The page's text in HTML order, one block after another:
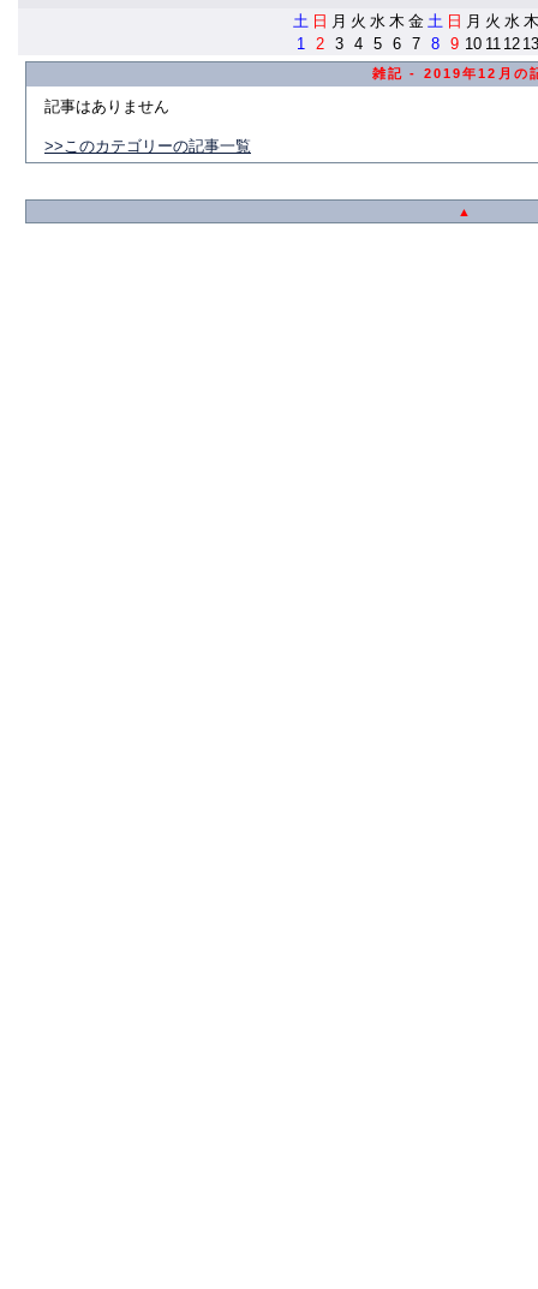
土 日 月 火 水 木 金 土 日 月 火 水 木
1
2 3 4 5 6 7 8 9 10 11 12 13
雑記 - 2019年12月の
記事はありません
>>このカテゴリーの記事一覧
▲